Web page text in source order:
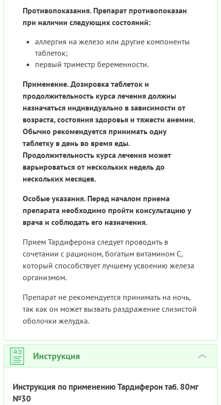
Противопоказания. Препарат противопоказан
при наличии следующих состояний:
аллергия на железо или другие компоненты
таблеток;
первый триместр беременности.
Применение. Дозировка таблеток и
продолжительность курса лечения должны
назначаться индивидуально в зависимости от
возраста, состояния здоровья и тяжести анемии.
Обычно рекомендуется принимать одну
таблетку в день во время еды.
Продолжительность курса лечения может
варьироваться от нескольких недель до
нескольких месяцев.
Особые указания. Перед началом приема
препарата необходимо пройти консультацию у
врача и соблюдать его назначения.
Прием Тардиферона следует проводить в
сочетании с рационом, богатым витамином С,
который способствует лучшему усвоению железа
организмом.
Препарат не рекомендуется принимать на ночь,
так как он может вызвать раздражение слизистой
оболочки желудка.
Инструкция ›
Инструкция по применению Тардиферон таб. 80мг
№30